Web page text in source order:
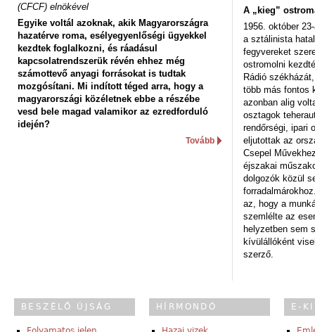
(CFCF) elnökével
Egyike voltál azoknak, akik Magyarországra
hazatérve roma, esélyegyenlőségi ügyekkel
kezdtek foglalkozni, és ráadásul
kapcsolatrendszerük révén ehhez még
számottevő anyagi forrásokat is tudtak
mozgósítani. Mi indított téged arra, hogy a
magyarországi közéletnek ebbe a részébe
vesd bele magad valamikor az ezredforduló
idején?
Tovább
A „kieg”
1956. október
a sztálinista
fegyvereket
ostromolni
Rádió
több más fontos
azonban alig
osztagok
rendőrségi, ipari
eljutottak az
Csepel
éjszakai
dolgozók közül
az, hogy a
szemlélte az
helyzetben sem
kívülállóként
szerző.
BESZÉLŐ ÚJSÁG HÍRMONDÓ E-